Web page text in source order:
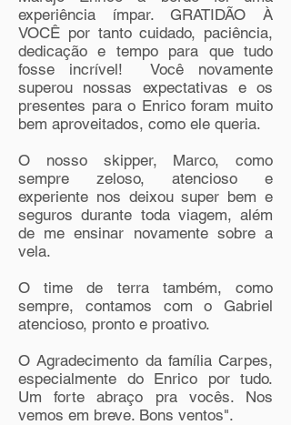
experiência ímpar. GRATIDÃO À
VOCÊ por tanto cuidado, paciência,
dedicação e tempo para que tudo
fosse incrível!Você novamente
superou nossas expectativas e os
presentes para o Enrico foram muito
bem aproveitados, como ele queria.
O nosso skipper, Marco, como
sempre zeloso, atencioso e
experiente nos deixou super bem e
seguros durante toda viagem, além
de me ensinar novamente sobre a
vela.
O time de terra também, como
sempre, contamos com o Gabriel
atencioso, pronto e proativo.
O Agradecimento da família Carpes,
especialmente do Enrico por tudo.
Um forte abraço pra vocês. Nos
vemos em breve. Bons ventos".